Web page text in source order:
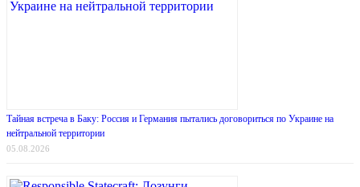
Тайная встреча в Баку: Россия и Германия пытались договориться по Украине на
нейтральной территории
05.08.2026